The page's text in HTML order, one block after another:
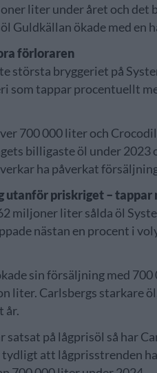
liter under året och
Guldkällan ökade med en
förloraren
största bryggeriet på
som tappar procentuellt
700 000 liter och
billigaste öl under 2023
ha påverkat
utanför priskriget – tappar
miljoner liter sålda öl
nästan en procent i
sin försäljning med
liter. Carlsbergs starkare
år.
satsat på lågprisöl så har
att lågprisstrenden